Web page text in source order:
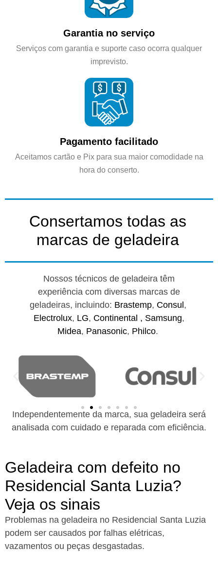
Garantia no serviço
Serviços com garantia e suporte caso ocorra qualquer
imprevisto.
Pagamento facilitado
Aceitamos cartão e Pix para sua maior comodidade na
hora do conserto.
Consertamos todas as
marcas de geladeira
Nossos técnicos de geladeira têm
experiência com diversas marcas de
geladeiras, incluindo: Brastemp, Consul ,
Electrolux, LG, Continental , Samsung,
Midea, Panasonic, Philco.
Independentemente da marca, sua geladeira será
analisada com cuidado e reparada com eficiência.
Geladeira com defeito no
Residencial Santa Luzia?
Veja os sinais
Problemas na geladeira no Residencial Santa Luzia
podem ser causados por falhas elétricas,
vazamentos ou peças desgastadas.